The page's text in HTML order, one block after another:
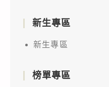
新生專區
新生專區
榜單專區